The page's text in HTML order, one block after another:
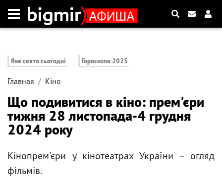
Яке свято сьогодні Гороскопи 2025
Главная Кіно
Що подивитися в кіно: прем'єри
тижня 28 листопада-4 грудня
2024 року
Кінопрем'єри у кінотеатрах України – огляд
фільмів.